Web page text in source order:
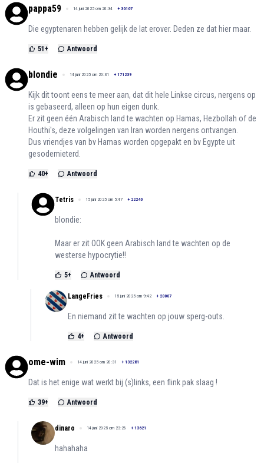
pappa59 14 juni 2025 om 20:34 + 36167
Die egyptenaren hebben gelijk de lat erover. Deden ze dat hier maar.
51+ Antwoord
blondie 14 juni 2025 om 20:31 + 171239
Kijk dit toont eens te meer aan, dat dit hele Linkse circus, nergens op
is gebaseerd, alleen op hun eigen dunk.
Er zit geen één Arabisch land te wachten op Hamas, Hezbollah of de
Houthi's, deze volgelingen van Iran worden nergens ontvangen.
Dus vriendjes van bv Hamas worden opgepakt en bv Egypte uit
gesodemieterd.
40+ Antwoord
Tetris 15 juni 2025 om 5:47 + 22240
blondie:
Maar er zit OOK geen Arabisch land te wachten op de
westerse hypocrytie!!
5+ Antwoord
LangeFries 15 juni 2025 om 9:42 + 20007
En niemand zit te wachten op jouw sperg-outs.
4+ Antwoord
ome-wim 14 juni 2025 om 20:31 + 132281
Dat is het enige wat werkt bij (s)links, een flink pak slaag !
39+ Antwoord
dinaro 14 juni 2025 om 23:28 + 13621
hahahaha